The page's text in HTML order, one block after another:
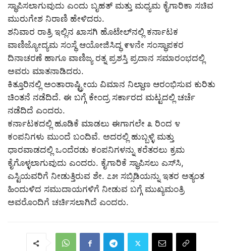
ಸ್ಥಾಪಿಸಲಾಗುವುದು ಎಂದು ಬೃಹತ್ ಮತ್ತು ಮಧ್ಯಮ ಕೈಗಾರಿಕಾ ಸಚಿವ
ಮುರುಗೇಶ ನಿರಾಣಿ ಹೇಳಿದರು.
ಶನಿವಾರ ರಾತ್ರಿ ಇಲ್ಲಿನ ಖಾಸಗಿ ಹೊಟೇಲ್‌ನಲ್ಲಿ ಕರ್ನಾಟಕ
ವಾಣಿಜ್ಯೋದ್ಯಮ ಸಂಸ್ಥೆ ಆಯೋಜಿಸಿದ್ಧ ೯೪ನೇ ಸಂಸ್ಥಾಪಕರ
ದಿನಾಚರಣೆ ಹಾಗೂ ವಾಣಿಜ್ಯ ರತ್ನ ಪ್ರಶಸ್ತಿ ಪ್ರದಾನ ಸಮಾರಂಭದಲ್ಲಿ
ಅವರು ಮಾತನಾಡಿದರು.
ಕಿತ್ತೂರಿನಲ್ಲಿ ಅಂತಾರಾಷ್ಟ್ರೀಯ ವಿಮಾನ ನಿಲ್ದಾಣ ಆರಂಭಿಸುವ ಕುರಿತು
ಚಿಂತನೆ ನಡೆದಿದೆ. ಈ ಬಗ್ಗೆ ಕೇಂದ್ರ ಸರ್ಕಾರದ ಮಟ್ಟದಲ್ಲಿ ಚರ್ಚೆ
ನಡೆದಿದೆ ಎಂದರು.
ಕರ್ನಾಟಕದಲ್ಲಿ ಹೂಡಿಕೆ ಮಾಡಲು ಈಗಾಗಲೇ ೩ ರಿಂದ ೪
ಕಂಪನಿಗಳು ಮುಂದೆ ಬಂದಿವೆ. ಅದರಲ್ಲಿ ಹುಬ್ಬಳ್ಳಿ ಮತ್ತು
ಧಾರವಾಡದಲ್ಲಿ ಒಂದೆರಡು ಕಂಪನಿಗಳನ್ನು ಕರೆತರಲು ಕ್ರಮ
ಕೈಗೊಳ್ಳಲಾಗುವುದು ಎಂದರು. ಕೈಗಾರಿಕೆ ಸ್ಥಾಪಿಸಲು ಎಸ್‌ಸಿ,
ಎಸ್ಟಿಯವರಿಗೆ ನೀಡುತ್ತಿರುವ ಶೇ. ೭೫ ಸಬ್ಸಿಡಿಯನ್ನು ಇತರ ಅತ್ಯಂತ
ಹಿಂದುಳಿದ ಸಮುದಾಯಗಳಿಗೆ ನೀಡುವ ಬಗ್ಗೆ ಮುಖ್ಯಮಂತ್ರಿ
ಅವರೊಂದಿಗೆ ಚರ್ಚಿಸಲಾಗಿದೆ ಎಂದರು.